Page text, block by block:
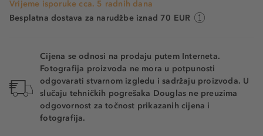
Vrijeme isporuke cca. 5 radnih dana
Besplatna dostava za narudžbe iznad 70 EUR
Cijena se odnosi na prodaju putem Interneta.
Fotografija proizvoda ne mora u potpunosti
odgovarati stvarnom izgledu i sadržaju proizvoda. U
slučaju tehničkih pogrešaka Douglas ne preuzima
odgovornost za točnost prikazanih cijena i
fotografija.